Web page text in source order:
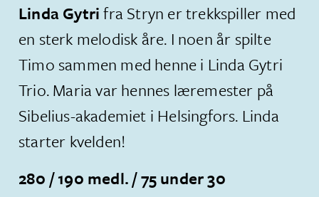
Linda Gytrifra Stryn er trekkspiller med
en sterk melodisk åre. I noen år spilte
Timo sammen med henne i Linda Gytri
Trio. Maria var hennes læremester på
Sibelius-akademiet i Helsingfors. Linda
starter kvelden!
280 / 190 medl. / 75 under 30